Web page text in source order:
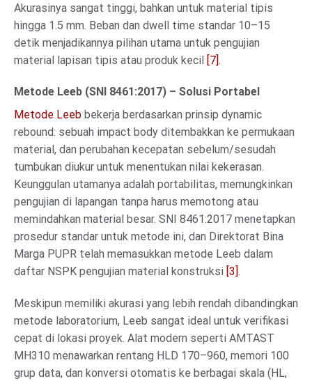
Akurasinya sangat tinggi, bahkan untuk material tipis
hingga 1.5 mm. Beban dan dwell time standar 10–15
detik menjadikannya pilihan utama untuk pengujian
material lapisan tipis atau produk kecil [7].
Metode Leeb (SNI 8461:2017) – Solusi Portabel
Metode Leeb bekerja berdasarkan prinsip dynamic
rebound: sebuah impact body ditembakkan ke permukaan
material, dan perubahan kecepatan sebelum/sesudah
tumbukan diukur untuk menentukan nilai kekerasan.
Keunggulan utamanya adalah portabilitas, memungkinkan
pengujian di lapangan tanpa harus memotong atau
memindahkan material besar. SNI 8461:2017 menetapkan
prosedur standar untuk metode ini, dan Direktorat Bina
Marga PUPR telah memasukkan metode Leeb dalam
daftar NSPK pengujian material konstruksi [3] .
Meskipun memiliki akurasi yang lebih rendah dibandingkan
metode laboratorium, Leeb sangat ideal untuk verifikasi
cepat di lokasi proyek. Alat modern seperti AMTAST
MH310 menawarkan rentang HLD 170–960, memori 100
grup data, dan konversi otomatis ke berbagai skala (HL,